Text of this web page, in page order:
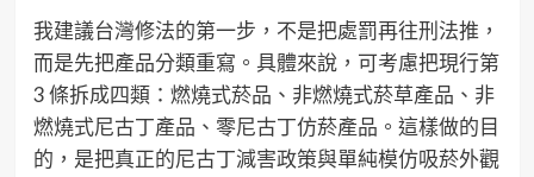
我建議台灣修法的第一步，不是把處罰再往刑法推，
而是先把產品分類重寫。具體來說，可考慮把現行第
3 條拆成四類：燃燒式菸品、非燃燒式菸草產品、非
燃燒式尼古丁產品、零尼古丁仿菸產品。這樣做的目
的，是把真正的尼古丁減害政策與單純模仿吸菸外觀